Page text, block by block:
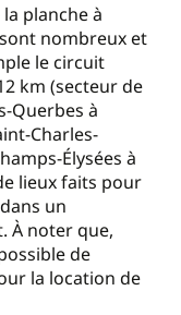
planche à
nombreux et
le circuit
km (secteur de
Querbes à
Charles-
Élysées à
lieux faits pour
un
À noter que,
de
la location de